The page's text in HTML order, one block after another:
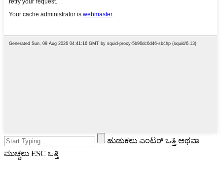
ಹುಡುಕಲು ಎಂಟರ್ ಒತ್ತಿ ಅಥವಾ
ಮುಚ್ಚಲು ESC ಒತ್ತಿ